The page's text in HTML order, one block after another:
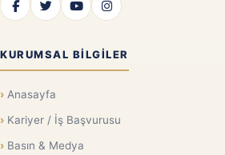
KURUMSAL BILGILER
Anasayfa
Kariyer / İş Başvurusu
Basın & Medya